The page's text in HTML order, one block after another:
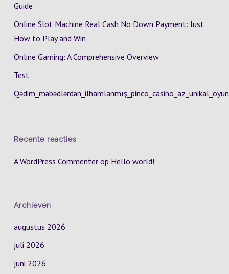
Guide
Online Slot Machine Real Cash No Down Payment: Just
How to Play and Win
Online Gaming: A Comprehensive Overview
Test
Recente reacties
A WordPress Commenterop Hello world!
Archieven
augustus 2026
juli 2026
juni 2026